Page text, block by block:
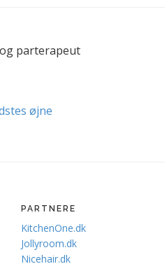
parterapeut
øjne
PARTNERE
KitchenOne.dk
Jollyroom.dk
Nicehair.dk